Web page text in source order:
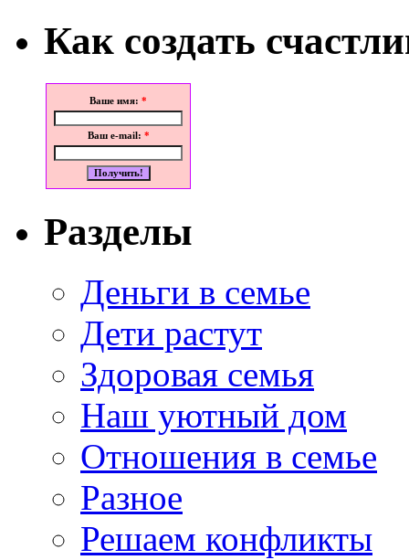
Как создать
Ваше имя: *
Ваш e-mail: *
Разделы
Деньги в семье
Дети растут
Здоровая семья
Наш уютный дом
Отношения в семье
Разное
Решаем конфликты